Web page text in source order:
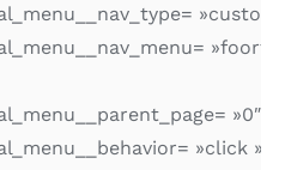
»0″
»click »